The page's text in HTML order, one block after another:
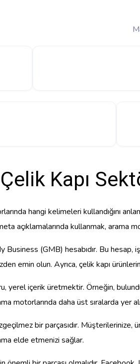
Çelik Kapı
hangi kelimeleri kullandığını
açıklamalarında kullanmak, arama
Business (GMB) hesabıdır. Bu
emin olun. Ayrıca, çelik kapı
yerel içerik üretmektir. Örneğin,
motorlarında daha üst sıralarda yer
bir parçasıdır.
elde etmenizi sağlar.